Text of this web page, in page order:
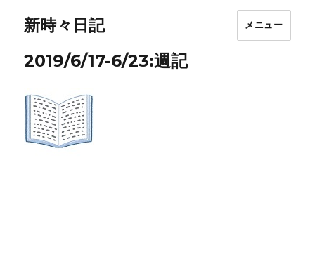
新時々日記 メニュー
2019/6/17-6/23:週記